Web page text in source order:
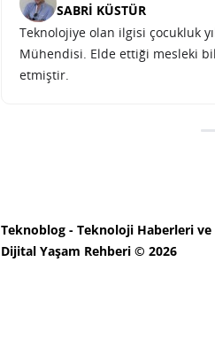
SABRI KÜSTÜR
Teknolojiye olan ilgisi çocukluk
Mühendisi. Elde ettiği mesleki
etmiştir.
BYD Türkiye
SABRI KÜSTÜR 10 HAZIRAN 2026 21:48